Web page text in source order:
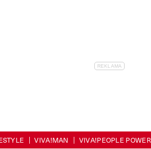
VIVA!MAN VIVA!PEOPLE POWER